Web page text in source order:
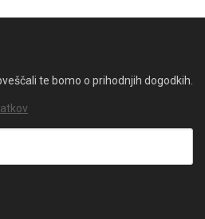
te bomo o prihodnjih dogodkih.